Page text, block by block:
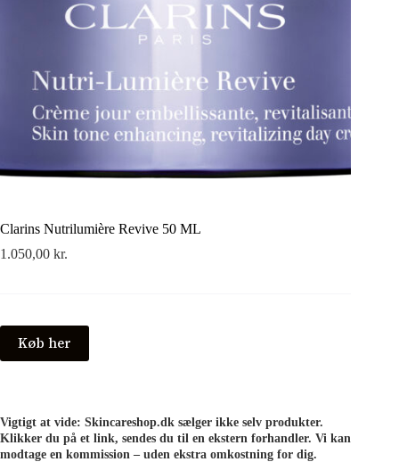
Clarins Nutrilumière Revive 50 ML
1.050,00 kr.
Køb her
Vigtigt at vide: Skincareshop.dk sælger ikke selv produkter.
Klikker du på et link, sendes du til en ekstern forhandler. Vi kan
modtage en kommission – uden ekstra omkostning for dig.